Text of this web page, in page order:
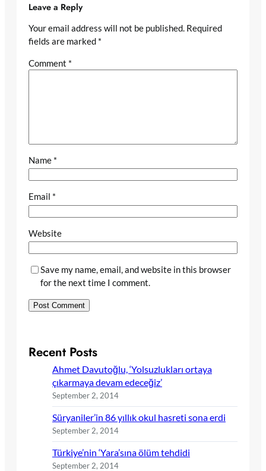
Leave a Reply
Your email address will not be published. Required
fields are marked *
Comment *
Name *
Email *
Website
Save my name, email, and website in this browser
for the next time I comment.
Recent Posts
Ahmet Davutoğlu, ‘Yolsuzlukları ortaya
çıkarmaya devam edeceğiz’
September 2, 2014
Süryaniler’in 86 yıllık okul hasreti sona erdi
September 2, 2014
Türkiye’nin ‘Yara’sına ölüm tehdidi
September 2, 2014